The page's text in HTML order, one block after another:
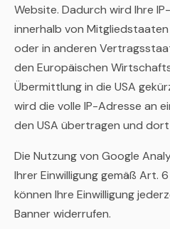
Website. Dadurch wird Ihre
innerhalb von
oder in anderen
den Europäischen
Übermittlung in die USA
wird die volle IP-Adresse an
den USA übertragen und
Die Nutzung von Google
Ihrer Einwilligung gemäß Art. 6
können Ihre Einwilligung
Banner widerrufen.